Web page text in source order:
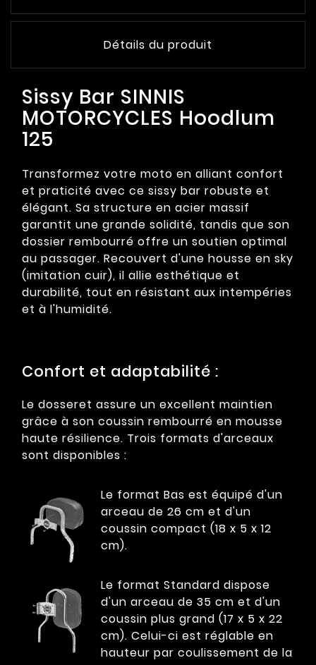
Détails du produit
Sissy Bar SINNIS
MOTORCYCLES Hoodlum
125
Transformez votre moto en alliant confort
et praticité avec ce sissy bar robuste et
élégant. Sa structure en acier massif
garantit une grande solidité, tandis que son
dossier rembourré offre un soutien optimal
au passager. Recouvert d'une housse en sky
(imitation cuir), il allie esthétique et
durabilité, tout en résistant aux intempéries
et à l'humidité.
Confort et adaptabilité :
Le dosseret assure un excellent maintien
grâce à son coussin rembourré en mousse
haute résilience. Trois formats d'arceaux
sont disponibles :
Le format Bas est équipé d'un
arceau de 26 cm et d'un
coussin compact (18 x 5 x 12
cm).
Le format Standard dispose
d'un arceau de 35 cm et d'un
coussin plus grand (17 x 5 x 22
cm). Celui-ci est réglable en
hauteur par coulissement de la